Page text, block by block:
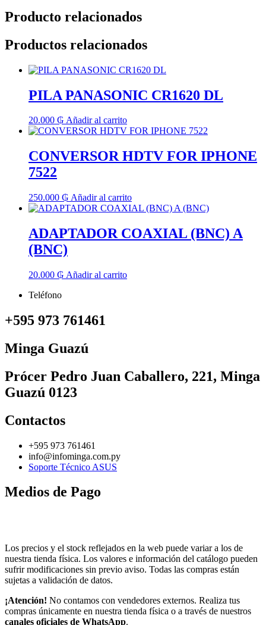
Producto relacionados
Productos relacionados
PILA PANASONIC CR1620 DL
20.000 ₲ Añadir al carrito
CONVERSOR HDTV FOR IPHONE
7522
250.000 ₲ Añadir al carrito
ADAPTADOR COAXIAL (BNC) A
(BNC)
20.000 ₲ Añadir al carrito
Teléfono
+595 973 761461
Minga Guazú
Prócer Pedro Juan Caballero, 221, Minga
Guazú 0123
Contactos
+595 973 761461
info@infominga.com.py
Soporte Técnico ASUS
Medios de Pago
Los precios y el stock reflejados en la web puede variar a los de
nuestra tienda física. Los valores e información del catálogo pueden
sufrir modificaciones sin previo aviso. Todas las compras están
sujetas a validación de datos.
¡Atención! No contamos con vendedores externos. Realiza tus
compras únicamente en nuestra tienda física o a través de nuestros
canales oficiales de WhatsApp.